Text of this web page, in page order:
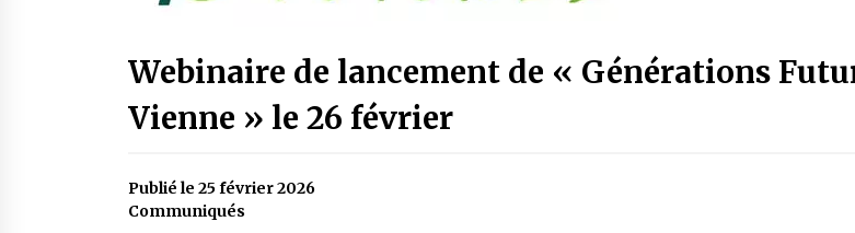
Webinaire de lancement de « Générations
Vienne » le 26 février
Publié le 25 février 2026
Communiqués